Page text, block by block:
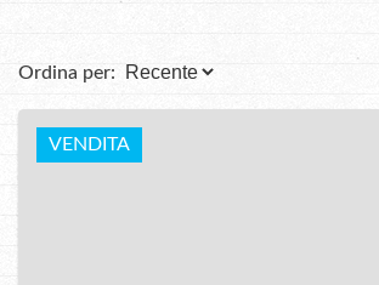
Ordina per:
VENDITA